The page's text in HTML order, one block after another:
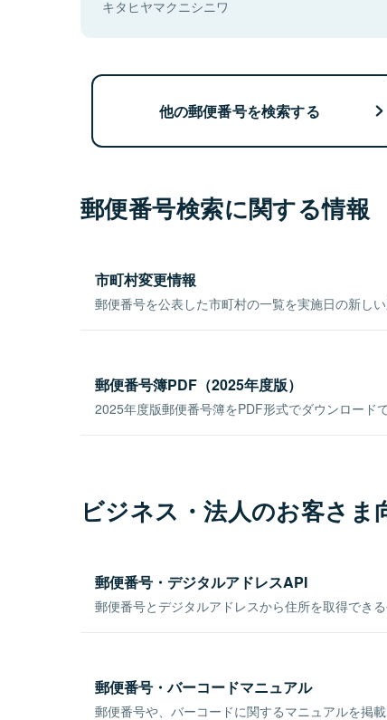
キタヒヤマクニシニワ
他の郵便番号を検索する
郵便番号検索に関する情報
市町村変更情報
郵便番号を公表した市町村の一覧を実施日の新しい
郵便番号簿PDF（2025年度版）
2025年度版郵便番号簿をPDF形式でダウンロードで
ビジネス・法人のお客さま
郵便番号・デジタルアドレスAPI
郵便番号とデジタルアドレスから住所を取得できる
郵便番号・バーコードマニュアル
郵便番号や、バーコードに関するマニュアルを掲載